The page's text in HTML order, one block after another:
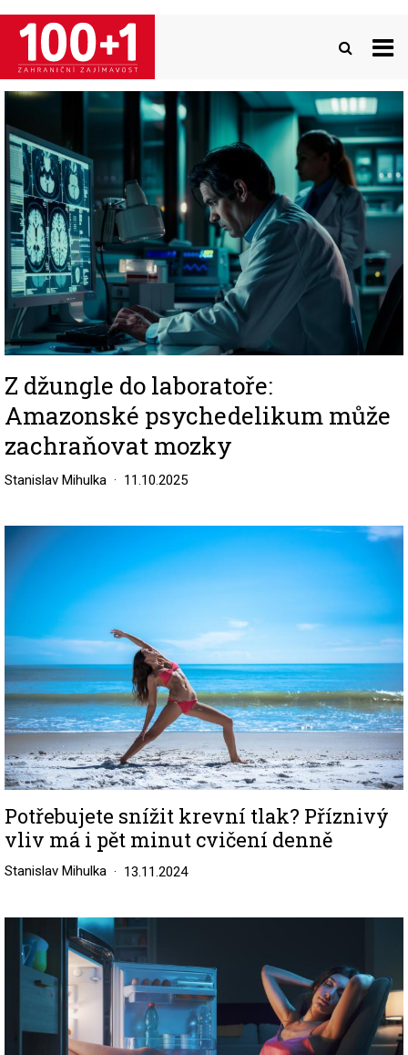
Přejít
hlavnímu
obsahu
Image
Z džungle do laboratoře:
Amazonské psychedelikum může
zachraňovat mozky
Stanislav Mihulka 11.10.2025
Image
Potřebujete snížit krevní tlak? Příznivý
vliv má i pět minut cvičení denně
Stanislav Mihulka 13.11.2024